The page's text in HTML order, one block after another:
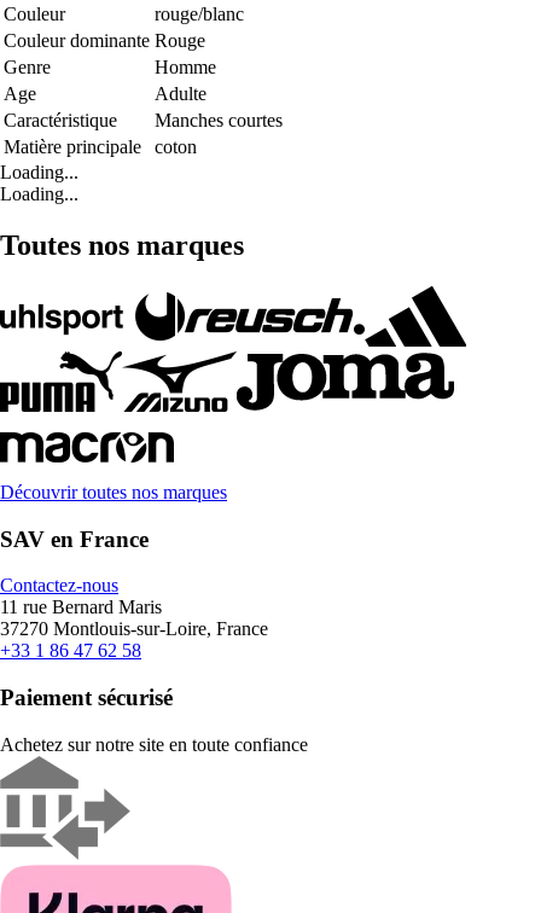
Couleur
rouge/blanc
Couleur dominante Rouge
Genre
Homme
Age
Adulte
Caractéristique
Manches courtes
Matière principale
coton
Loading...
Loading...
Toutes nos marques
Découvrir toutes nos marques
SAV en France
Contactez-nous
11 rue Bernard Maris
37270 Montlouis-sur-Loire, France
+33 1 86 47 62 58
Paiement sécurisé
Achetez sur notre site en toute confiance